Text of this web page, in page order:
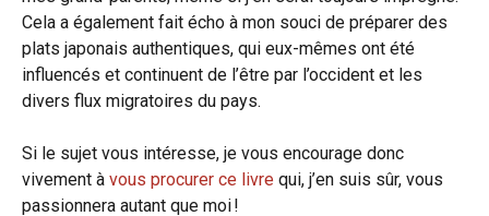
Cela a également fait écho à mon souci de préparer des
plats japonais authentiques, qui eux-mêmes ont été
influencés et continuent de l’être par l’occident et les
divers flux migratoires du pays.
Si le sujet vous intéresse, je vous encourage donc
vivement à vous procurer ce livre qui, j’en suis sûr, vous
passionnera autant que moi !